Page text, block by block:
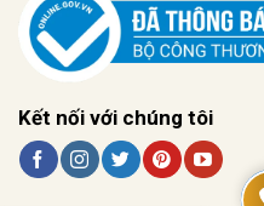
Kết nối với chúng tôi